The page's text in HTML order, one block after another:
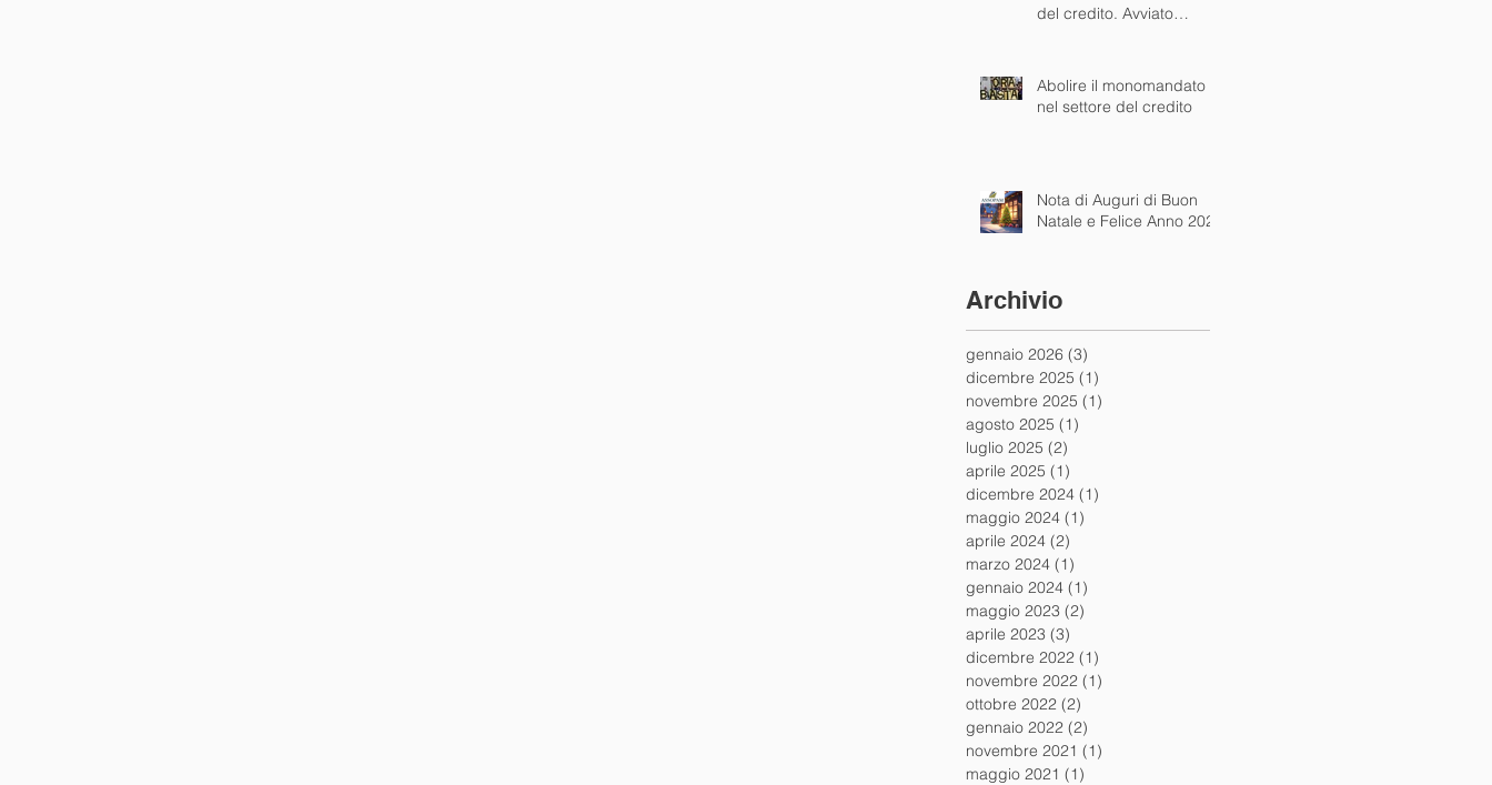
del credito. Avviato
europee
Abolire il monomandato
nel settore del credito
Nota di Auguri di Buon
Natale e Felice Anno 2025
Archivio
gennaio 2026 (3)
dicembre 2025 (1)
novembre 2025 (1)
agosto 2025 (1)
luglio 2025 (2)
aprile 2025 (1)
dicembre 2024 (1)
maggio 2024 (1)
aprile 2024 (2)
marzo 2024 (1)
gennaio 2024 (1)
maggio 2023 (2)
aprile 2023 (3)
dicembre 2022 (1)
novembre 2022 (1)
ottobre 2022 (2)
gennaio 2022 (2)
novembre 2021 (1)
maggio 2021 (1)